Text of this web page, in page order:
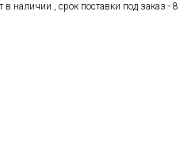
в наличии , срок поставки под заказ - 8